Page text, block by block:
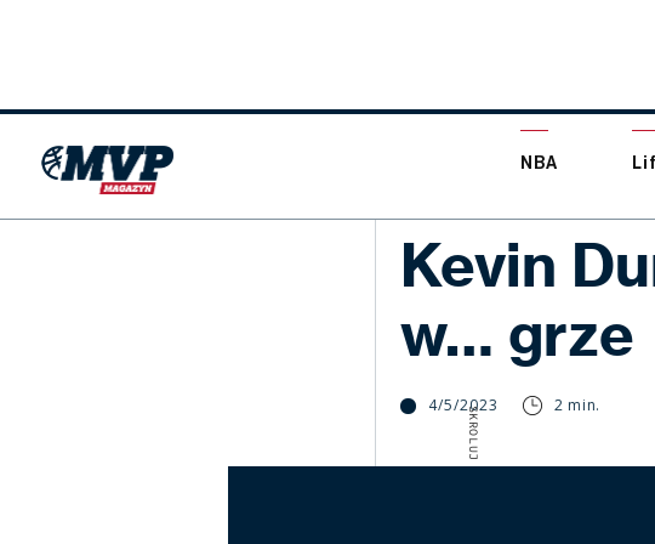
NBA
Kevin
w… grze
4/5/2023 2 min.
SKROLUJ W DÓŁ